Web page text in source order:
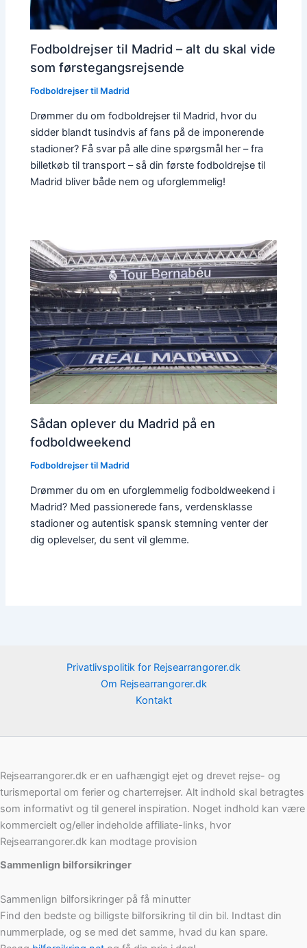
Fodboldrejser til Madrid – alt du skal vide
som førstegangsrejsende
Fodboldrejser til Madrid
Drømmer du om fodboldrejser til Madrid, hvor du
sidder blandt tusindvis af fans på de imponerende
stadioner? Få svar på alle dine spørgsmål her – fra
billetkøb til transport – så din første fodboldrejse til
Madrid bliver både nem og uforglemmelig!
Sådan oplever du Madrid på en
fodboldweekend
Fodboldrejser til Madrid
Drømmer du om en uforglemmelig fodboldweekend i
Madrid? Med passionerede fans, verdensklasse
stadioner og autentisk spansk stemning venter der
dig oplevelser, du sent vil glemme.
Privatlivspolitik for Rejsearrangorer.dk
Om Rejsearrangorer.dk
Kontakt
Rejsearrangorer.dk er en uafhængigt ejet og drevet rejse- og
turismeportal om ferier og charterrejser. Alt indhold skal betragtes
som informativt og til generel inspiration. Noget indhold kan være
kommercielt og/eller indeholde affiliate-links, hvor
Rejsearrangorer.dk kan modtage provision
Sammenlign bilforsikringer
Sammenlign bilforsikringer på få minutter
Find den bedste og billigste bilforsikring til din bil. Indtast din
nummerplade, og se med det samme, hvad du kan spare.